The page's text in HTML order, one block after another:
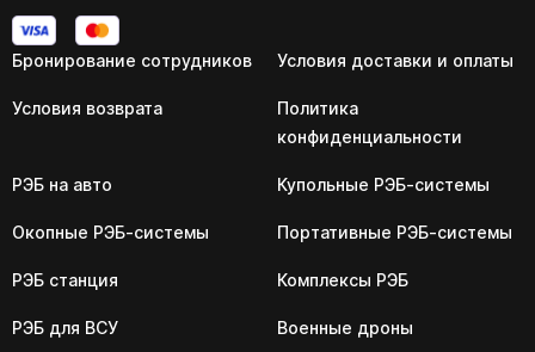
Бронирование сотрудников Условия доставки и оплаты
Условия возврата
Политика
конфиденциальности
РЭБ на авто Купольные РЭБ-системы
Окопные РЭБ-системы Портативные РЭБ-системы
РЭБ станция Комплексы РЭБ
РЭБ для ВСУ Военные дроны